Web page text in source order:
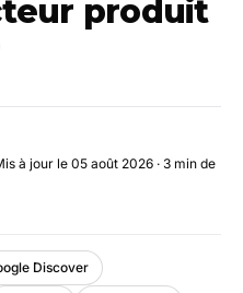
produit
à jour le 05 août 2026 · 3 min de
Discover